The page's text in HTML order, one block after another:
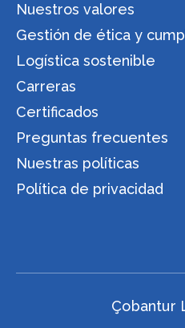
Nuestros valores
Gestión de ética y
Logística sostenible
Carreras
Certificados
Preguntas frecuentes
Nuestras políticas
Política de privacidad
Çobantur